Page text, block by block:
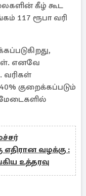
கீழ் கூட
117 ரூபா வரி
எனவே
குறைக்கப்படும்
வழக்கு :
உத்தரவு